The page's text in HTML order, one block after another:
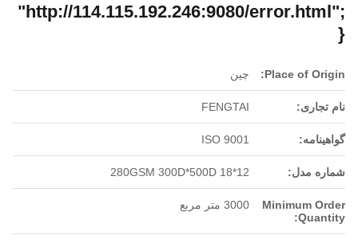
"http://114.115.192.246:9080/
Place of چین
FENGTAI
ISO 9001
مدل: 280GSM 300D*500D 18*12
Minimum
3000 متر مربع